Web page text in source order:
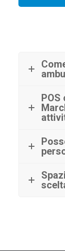
POS